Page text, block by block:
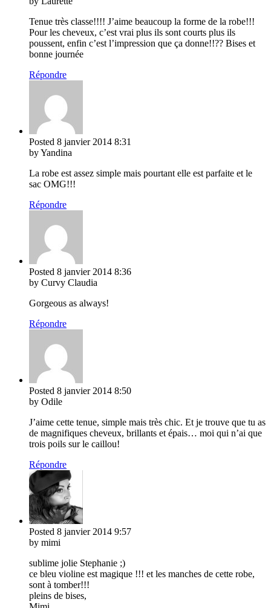
Tenue très classe!!!! J’aime beaucoup la forme de la robe!!!
Pour les cheveux, c’est vrai plus ils sont courts plus ils
poussent, enfin c’est l’impression que ça donne!!?? Bises et
bonne journée
Répondre
Posted 8 janvier 2014 8:31
by Yandina
La robe est assez simple mais pourtant elle est parfaite et le
sac OMG!!!
Répondre
Posted 8 janvier 2014 8:36
by Curvy Claudia
Gorgeous as always!
Répondre
Posted 8 janvier 2014 8:50
by Odile
J’aime cette tenue, simple mais très chic. Et je trouve que tu as
de magnifiques cheveux, brillants et épais… moi qui n’ai que
trois poils sur le caillou!
Répondre
Posted 8 janvier 2014 9:57
by mimi
sublime jolie Stephanie ;)
ce bleu violine est magique !!! et les manches de cette robe,
sont à tomber!!!
pleins de bises,